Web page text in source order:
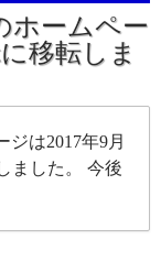
ホームペー
に移転しま
は2017年9月
ました。 今後